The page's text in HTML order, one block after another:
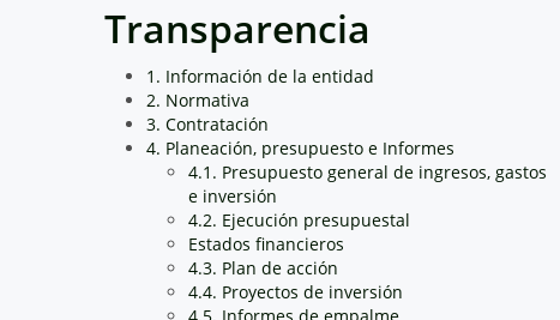
Transparencia
1. Información de la entidad
2. Normativa
3. Contratación
4. Planeación, presupuesto e Informes
4.1. Presupuesto general de ingresos, gastos
e inversión
4.2. Ejecución presupuestal
Estados financieros
4.3. Plan de acción
4.4. Proyectos de inversión
4.5. Informes de empalme